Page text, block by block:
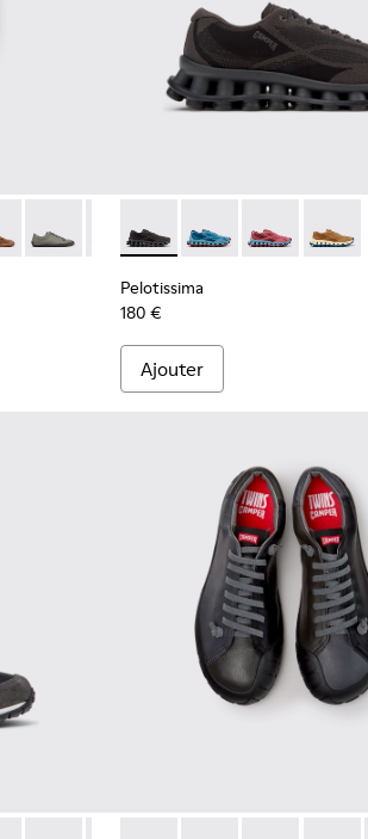
en cuir velours marron pour homme.
en cuir gris pour homme.
011
- K101114-010
Twins - K101114-006
Twins - K101114-005
Twins - K101114-004
Twins - K101114-002
Pelotissima - K101109-006
Pelotissima -Pelotissima -
Pelotissima
180 €
Ajouter